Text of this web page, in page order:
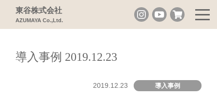
東谷株式会社
AZUMAYA Co.,Ltd.
導入事例 2019.12.23
2019.12.23 導入事例